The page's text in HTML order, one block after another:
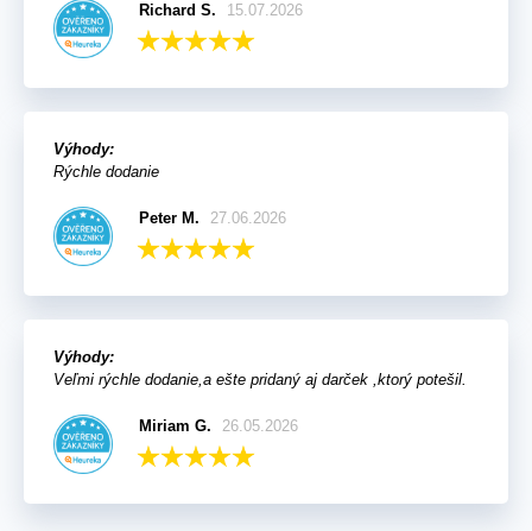
Richard S. 15.07.2026
Výhody:
Rýchle dodanie
Peter M. 27.06.2026
Výhody:
Veľmi rýchle dodanie,a ešte pridaný aj darček ,ktorý potešil.
Miriam G. 26.05.2026